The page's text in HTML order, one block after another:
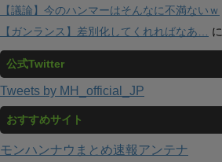
【議論】今のハンマーはそんなに不満ないｗ
【ガンランス】差別化してくれればなあ…
に
公式Twitter
Tweets by MH_official_JP
おすすめサイト
モンハンナウまとめ速報アンテナ